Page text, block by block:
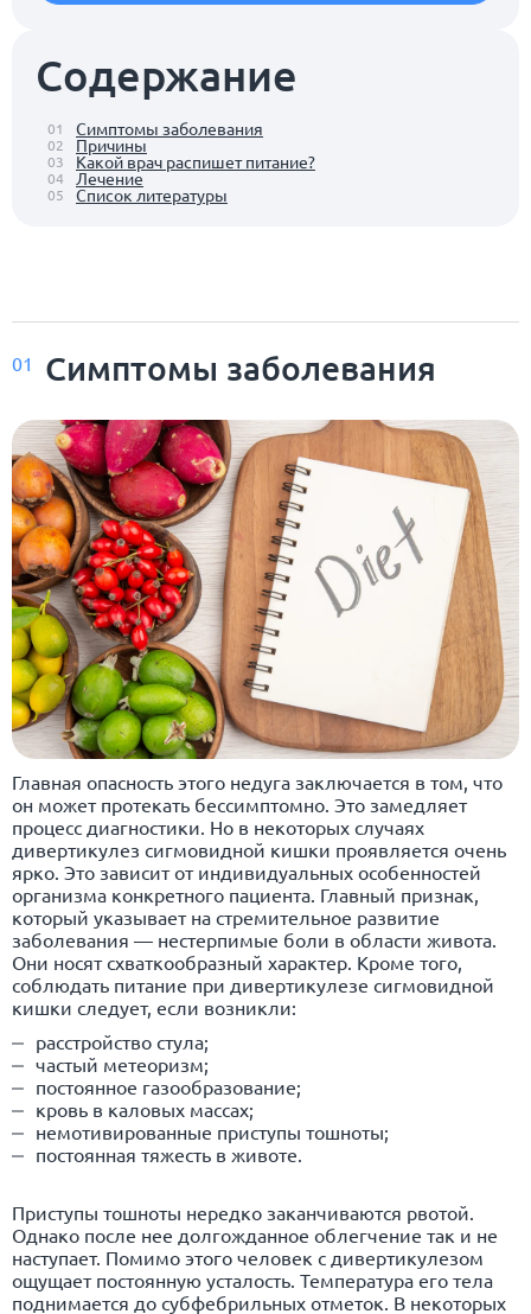
Содержание
01 Симптомы заболевания
02 Причины
03 Какой врач распишет питание?
04 Лечение
05 Список литературы
01 Симптомы заболевания
Главная опасность этого недуга заключается в том, что
он может протекать бессимптомно. Это замедляет
процесс диагностики. Но в некоторых случаях
дивертикулез сигмовидной кишки проявляется очень
ярко. Это зависит от индивидуальных особенностей
организма конкретного пациента. Главный признак,
который указывает на стремительное развитие
заболевания — нестерпимые боли в области живота.
Они носят схваткообразный характер. Кроме того,
соблюдать питание при дивертикулезе сигмовидной
кишки следует, если возникли:
расстройство стула;
частый метеоризм;
постоянное газообразование;
кровь в каловых массах;
немотивированные приступы тошноты;
постоянная тяжесть в животе.
Приступы тошноты нередко заканчиваются рвотой.
Однако после нее долгожданное облегчение так и не
наступает. Помимо этого человек с дивертикулезом
ощущает постоянную усталость. Температура его тела
поднимается до субфебрильных отметок. В некоторых